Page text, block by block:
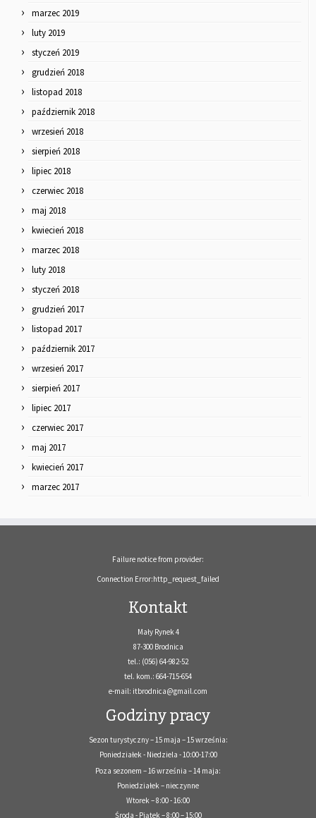
marzec 2019
luty 2019
styczeń 2019
grudzień 2018
listopad 2018
październik 2018
wrzesień 2018
sierpień 2018
lipiec 2018
czerwiec 2018
maj 2018
kwiecień 2018
marzec 2018
luty 2018
styczeń 2018
grudzień 2017
listopad 2017
październik 2017
wrzesień 2017
sierpień 2017
lipiec 2017
czerwiec 2017
maj 2017
kwiecień 2017
marzec 2017
Failure notice from provider:
Connection Error:http_request_failed
Kontakt
Mały Rynek 4
87-300 Brodnica
tel.: (056) 64-982-52
tel. kom.: 664-715-654
e-mail: itbrodnica@gmail.com
Godziny pracy
Sezon turystyczny – 15 maja – 15 września:
Poniedziałek - Niedziela - 10:00-17:00
Poza sezonem – 16 września – 14 maja:
Poniedziałek – nieczynne
Wtorek – 8:00 - 16:00
Środa - Piątek – 8:00 – 15:00